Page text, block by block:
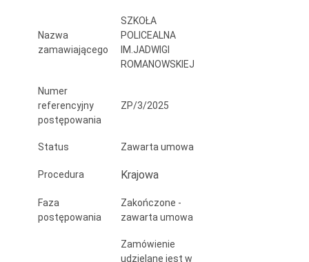
Romanowskiej
podziałem
Nazwa
zamawiającego
SZKOŁA
POLICEALNA
IM.JADWIGI
ROMANOWSKIEJ
Numer
referencyjny
postępowania
ZP/3/2025
Status Zawarta umowa
Procedura Krajowa
Faza
postępowania
Zakończone -
zawarta umowa
Zamówienie
udzielane jest w